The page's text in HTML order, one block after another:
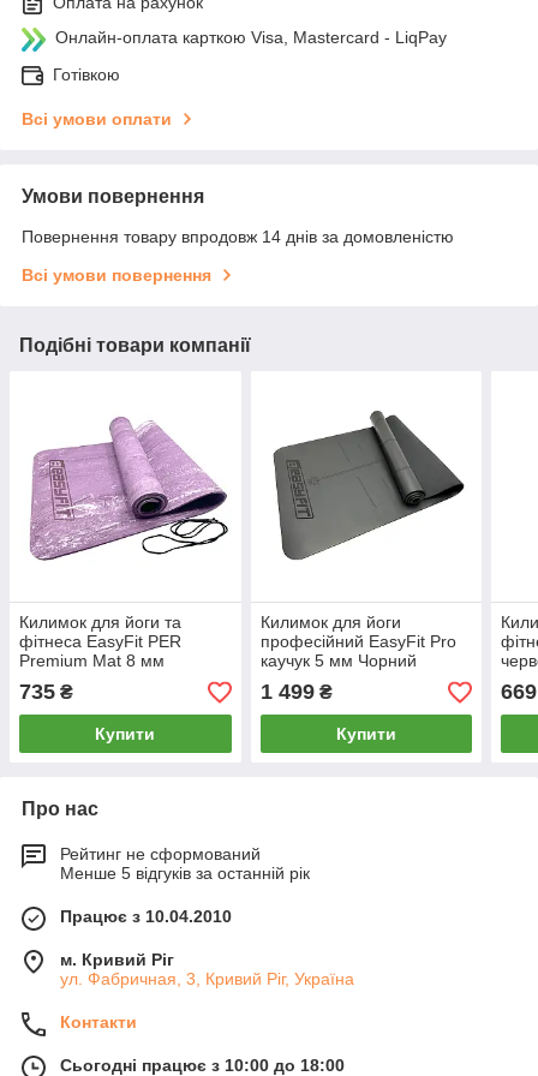
Онлайн-оплата карткою Visa, Mastercard - LiqPay
Готівкою
Всі умови оплати
Умови повернення
Повернення товару впродовж 14 днів за домовленістю
Всі умови повернення
Подібні товари компанії
Килимок для йоги та
фітнеса EasyFit PER
Premium Mat 8 мм
Фіолетовий
735 ₴
Купити
Килимок для йоги
професійний EasyFit Pro
каучук 5 мм Чорний
1 499₴
Купити
669
Про нас
Рейтинг не сформований
Менше 5 відгуків за останній рік
Працює з 10.04.2010
м. Кривий Ріг
ул. Фабричная, 3, Кривий Ріг, Україна
Контакти
Сьогодні працює з 10:00 до 18:00